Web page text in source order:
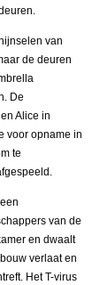
van
de deuren
De
Alice in
voor opname in
te
van de
en dwaalt
verlaat en
Het T-virus